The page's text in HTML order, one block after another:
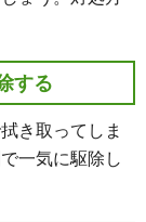
する
き取ってしま
一気に駆除し